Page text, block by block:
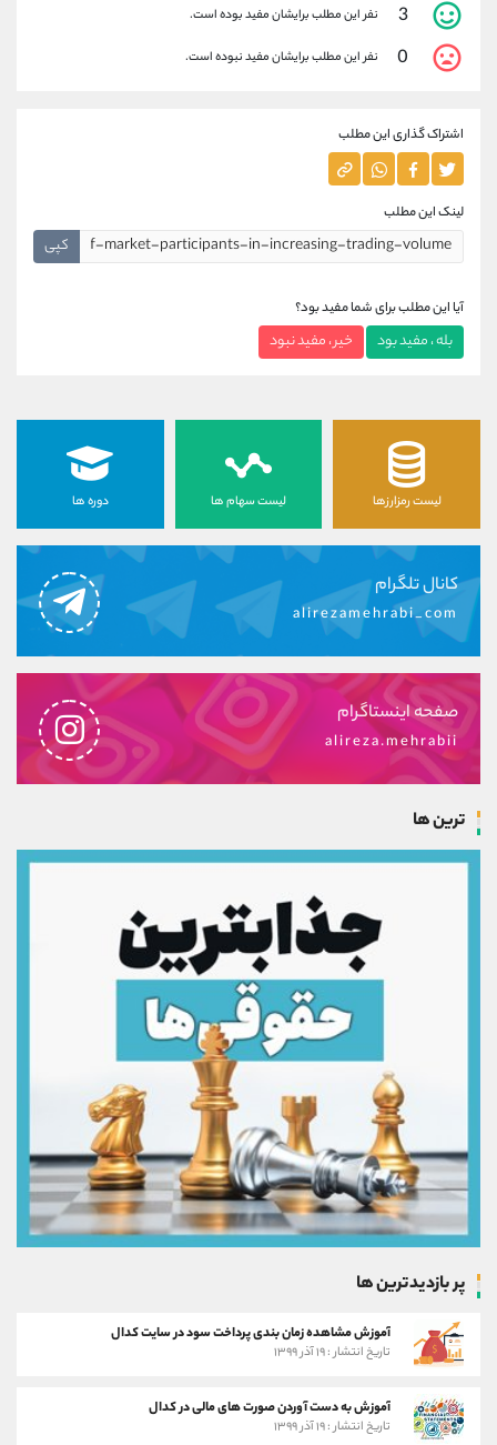
3 نفر این مطلب برایشان مفید بوده است.
0 نفر این مطلب برایشان مفید نبوده است.
اشتراک گذاری این مطلب
لینک این مطلب
کپی
آیا این مطلب برای شما مفید بود؟
بله ، مفید بود خیر ، مفید نبود
لیست رمزارزها لیست سهام ها دوره ها
کانال تلگرام
alirezamehrabi_com
صفحه اینستاگرام
alireza.mehrabii
ترین ها
پر بازدیدترین ها
آموزش مشاهده زمان بندی پرداخت سود در سایت کدال
تاریخ انتشار : ۱۹ آذر ۱۳۹۹
آموزش به دست آوردن صورت های مالی در کدال
تاریخ انتشار : ۱۹ آذر ۱۳۹۹